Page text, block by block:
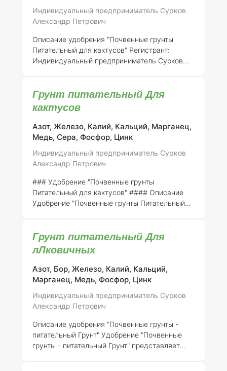
содержит основные макро- и микроэлементы,
необ
Индивидуальный предприниматель Сурков
Александр Петрович
Описание удобрения "Почвенные грунты
Питательный для кактусов" Регистрант:
Индивидуальный предприниматель Сурков
грунты Питательный для кактусов" - это
разработанное для обеспечения оптимального
роста и развития кактусов, а также других
суккулентов. Удобрение содержит
микроэлементов, необходимых для
нормального функционирования растений в
условиях ограниченной влажности
Грунт питательный Для
кактусов
Азот, Железо, Калий, Кальций, Марганец,
Медь, Сера, Фосфор, Цинк
Индивидуальный предприниматель Сурков
Александр Петрович
### Удобрение "Почвенные грунты
Питательный для кактусов" #### Описание
Удобрение "Почвенные грунты Питательный
кактусов и других суккулентов. Это
специализированное удобрение содержит
сбалансированный комплекс макро- и
микроэлементов, способствующих
укреплению корневой системы и повышению
условиям. #### Состав элементов Удобрение
включает в себя следующие ключевые
компоненты: -Азот (N): 5% -
Калий (K
Грунт питательный Для
лЛковичных
Азот, Бор, Железо, Калий, Кальций,
Марганец, Медь, Фосфор, Цинк
Индивидуальный предприниматель Сурков
Александр Петрович
Описание удобрения "Почвенные грунты -
питательный Грунт"Удобрение "Почвенные
грунты - питательный Грунт" представляет